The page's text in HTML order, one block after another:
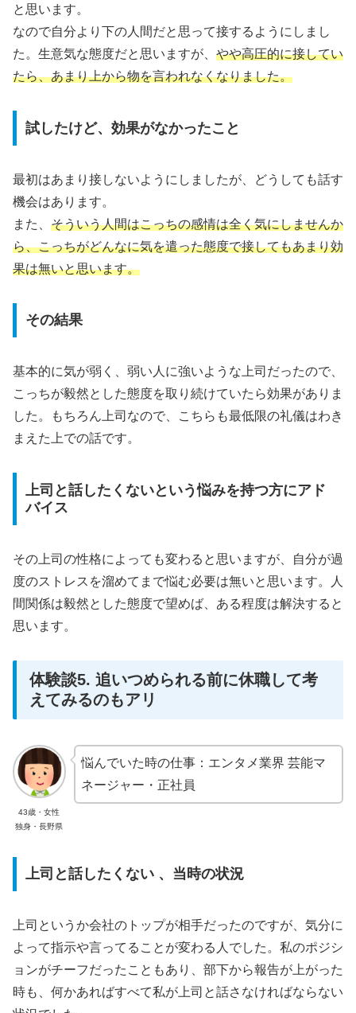
と思います。
なので自分より下の人間だと思って接するようにしまし
た。生意気な態度だと思いますが、 やや高圧的に接してい
たら、あまり上から物を言われなくなりました。
試したけど、効果がなかったこと
最初はあまり接しないようにしましたが、どうしても話す
機会はあります。
また、 そういう人間はこっちの感情は全く気にしませんか
ら、こっちがどんなに気を遣った態度で接してもあまり効
果は無いと思います。
その結果
基本的に気が弱く、弱い人に強いような上司だったので、
こっちが毅然とした態度を取り続けていたら効果がありま
した。もちろん上司なので、こちらも最低限の礼儀はわき
まえた上での話です。
上司と話したくないという悩みを持つ方にアド
バイス
その上司の性格によっても変わると思いますが、自分が過
度のストレスを溜めてまで悩む必要は無いと思います。人
間関係は毅然とした態度で望めば、ある程度は解決すると
思います。
体験談5. 追いつめられる前に休職して考
えてみるのもアリ
43歳・女性
独身・長野県
悩んでいた時の仕事：エンタメ業界 芸能マ
ネージャー・正社員
上司と話したくない 、当時の状況
上司というか会社のトップが相手だったのですが、気分に
よって指示や言ってることが変わる人でした。私のポジシ
ョンがチーフだったこともあり、部下から報告が上がった
時も、何かあればすべて私が上司と話さなければならない